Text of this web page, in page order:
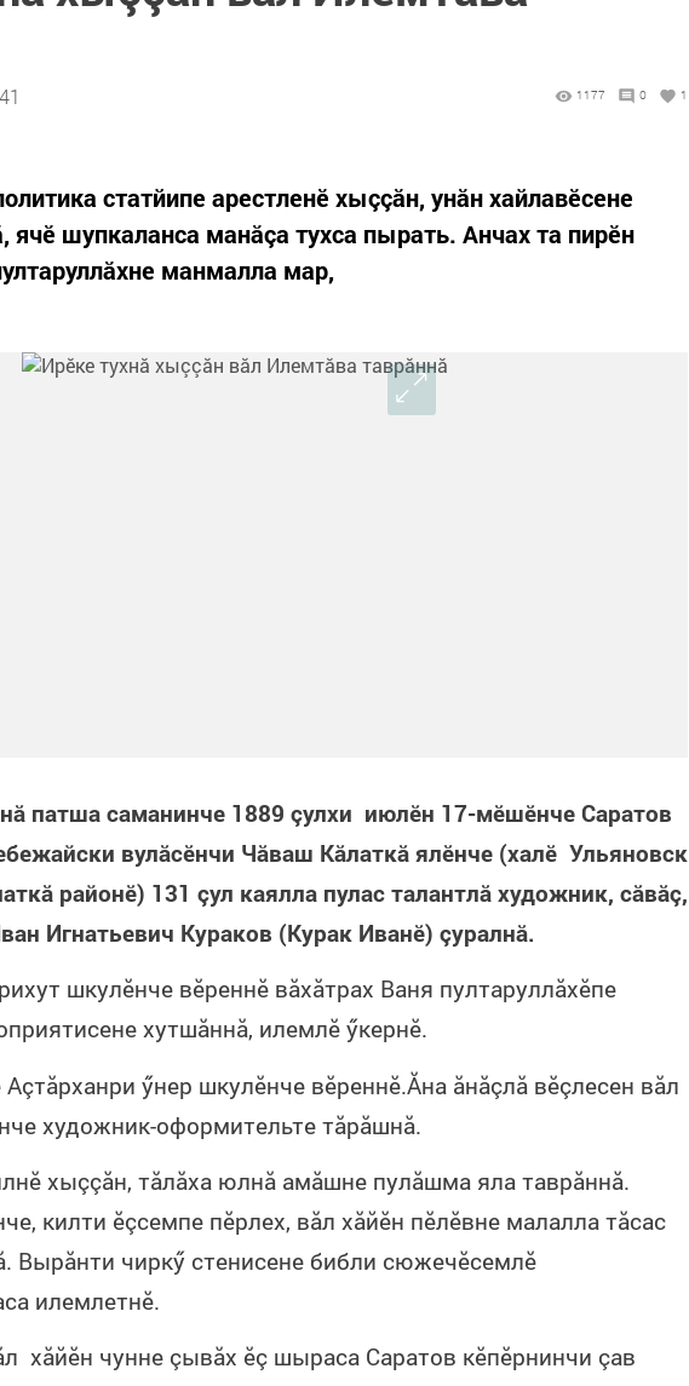
1177 0 1
статйипе арестленӗ хыççăн, унăн хайлавӗсене
ячӗ шупкаланса манăçа тухса пырать. Анчах та пирӗн
манмалла мар,
патша саманинче 1889 çулхи июлӗн 17-мӗшӗнче Саратов
вулăсӗнчи Чăваш Кăлаткă ялӗнче (халӗ Ульяновск
районӗ) 131 çул каялла пулас талантлă художник, сăвăç,
Игнатьевич Кураков (Курак Иванӗ) çуралнă.
шкулӗнче вӗреннӗ вăхăтрах Ваня пултаруллăхӗпе
хутшăннă, илемлӗ ӳкернӗ.
ӳнер шкулӗнче вӗреннӗ.Ăна ăнăçлă вӗçлесен вăл
художник-оформительте тăрăшнă.
хыççăн, тăлăха юлнă амăшне пулăшма яла таврăннă.
килти ӗçсемпе пӗрлех, вăл хăйӗн пӗлӗвне малалла тăсас
Вырăнти чиркӳ стенисене библи сюжечӗсемлӗ
илемлетнӗ.
хăйӗн чунне çывăх ӗç шыраса Саратов кӗпӗрнинчи çав